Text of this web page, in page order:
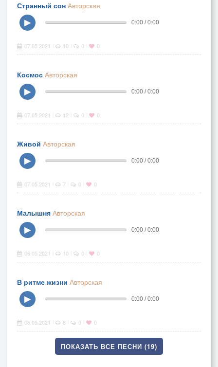
Странный сон Авторская
▶
0:00 / 0:00
07.05.2021 10 0 0
Космос Авторская
▶
0:00 / 0:00
07.05.2021 12 0 0
Живой Авторская
▶
0:00 / 0:00
07.05.2021 7 0 0
Малышня Авторская
▶
0:00 / 0:00
06.05.2021 10 0 0
В ритме жизни Авторская
▶
0:00 / 0:00
06.05.2021 8 0 0
ПОКАЗАТЬ ВСЕ ПЕСНИ (19)